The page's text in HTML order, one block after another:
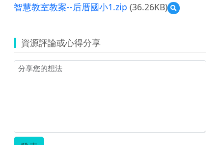
智慧教室教案--后厝國小1.zip (36.26KB)
預
覽
室
教
資源評論或心得分享